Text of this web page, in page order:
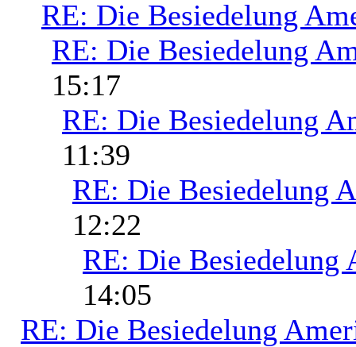
RE: Die Besiedelung
RE: Die Besiedelung
15:17
RE: Die Besiedelung
11:39
RE: Die Besiedelung
12:22
RE: Die Besiedelung
14:05
RE: Die Besiedelung